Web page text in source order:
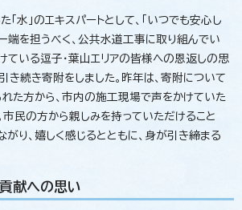
水」のエキスパートとして、「いつでも安心し
端を担うべく、公共水道工事に取り組んでい
ている逗子・葉山エリアの皆様への恩返しの思
き続き寄附をしました。昨年は、寄附について
た方から、市内の施工現場で声をかけていた
市民の方から親しみを持っていただけること
がり、嬉しく感じるとともに、身が引き締まる
献への思い